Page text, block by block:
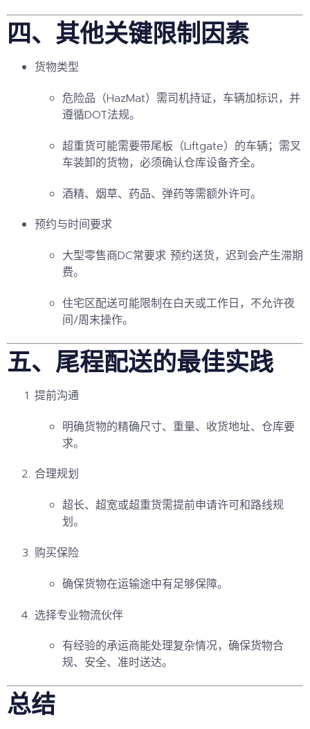
四、其他关键限制因素
货物类型
危险品（HazMat）需司机持证，车辆加标识，并
遵循DOT法规。
超重货可能需要带尾板（Liftgate）的车辆；需叉
车装卸的货物，必须确认仓库设备齐全。
酒精、烟草、药品、弹药等需额外许可。
预约与时间要求
大型零售商DC常要求 预约送货，迟到会产生滞期
费。
住宅区配送可能限制在白天或工作日，不允许夜
间/周末操作。
五、尾程配送的最佳实践
提前沟通
明确货物的精确尺寸、重量、收货地址、仓库要
求。
合理规划
超长、超宽或超重货需提前申请许可和路线规
划。
购买保险
确保货物在运输途中有足够保障。
选择专业物流伙伴
有经验的承运商能处理复杂情况，确保货物合
规、安全、准时送达。
总结